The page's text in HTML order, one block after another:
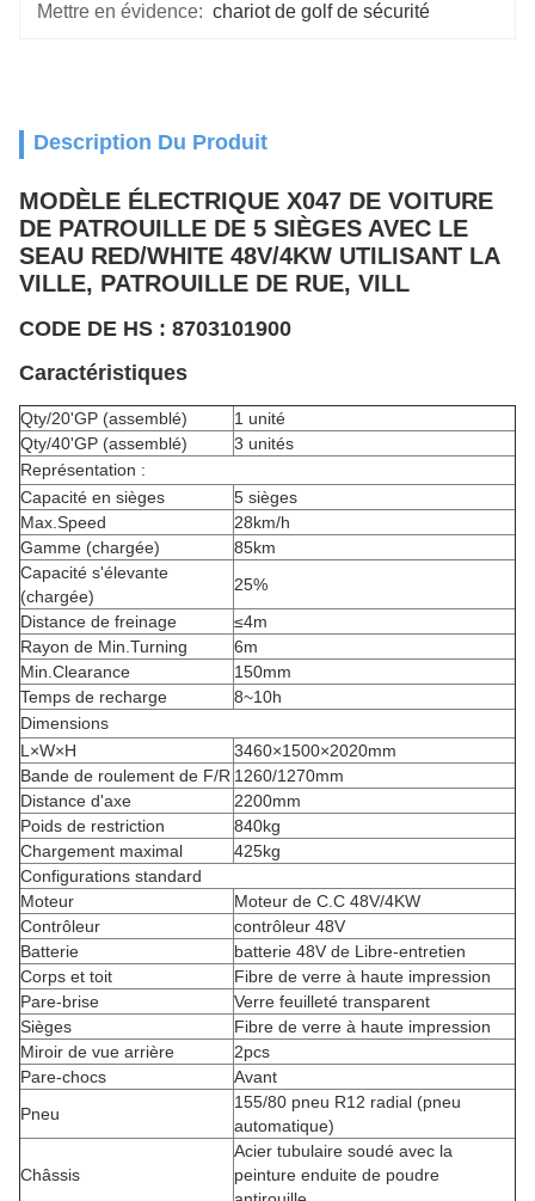
Mettre en évidence: chariot de golf de sécurité
Description Du Produit
MODÈLE ÉLECTRIQUE X047 DE VOITURE
DE PATROUILLE DE 5 SIÈGES AVEC LE
SEAU RED/WHITE 48V/4KW UTILISANT LA
VILLE, PATROUILLE DE RUE, VILL
CODE DE HS : 8703101900
Caractéristiques
Qty/20'GP (assemblé)
1 unité
Qty/40'GP (assemblé)
3 unités
Représentation :
Capacité en sièges
5 sièges
Max.Speed
28km/h
Gamme (chargée)
85km
Capacité s'élevante
(chargée)
25%
Distance de freinage
≤4m
Rayon de Min.Turning
6m
Min.Clearance
150mm
Temps de recharge
8~10h
Dimensions
L×W×H
3460×1500×2020mm
Bande de roulement de F/R 1260/1270mm
Distance d'axe
2200mm
Poids de restriction
840kg
Chargement maximal
425kg
Configurations standard
Moteur
Moteur de C.C 48V/4KW
Contrôleur
contrôleur 48V
Batterie
batterie 48V de Libre-entretien
Corps et toit
Fibre de verre à haute impression
Pare-brise
Verre feuilleté transparent
Sièges
Fibre de verre à haute impression
Miroir de vue arrière
2pcs
Pare-chocs
Avant
Pneu
155/80 pneu R12 radial (pneu
automatique)
Châssis
Acier tubulaire soudé avec la
peinture enduite de poudre